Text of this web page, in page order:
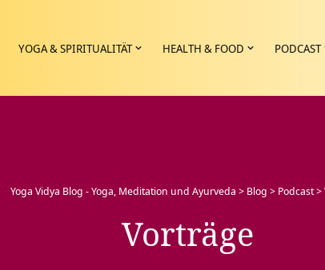
YOGA & SPIRITUALITÄT HEALTH & FOOD PODCAST
Yoga Vidya Blog - Yoga, Meditation und Ayurveda > Blog > Podcast>
Vorträge